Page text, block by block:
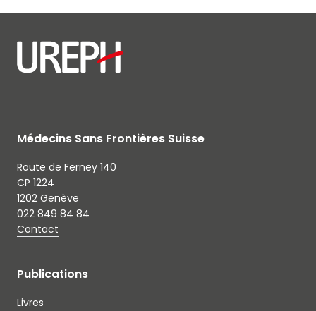
Médecins Sans Frontières Suisse
Route de Ferney 140
CP 1224
1202 Genève
022 849 84 84
Contact
Publications
Livres